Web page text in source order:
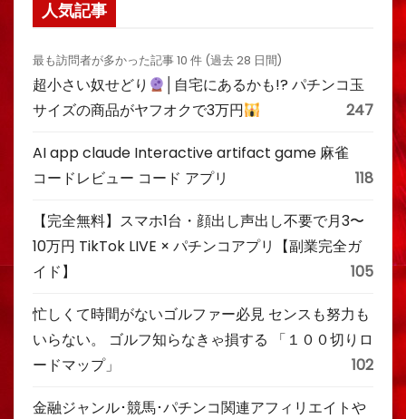
人気記事
最も訪問者が多かった記事 10 件 (過去 28 日間)
超小さい奴せどり
│自宅にあるかも!? パチンコ玉
サイズの商品がヤフオクで3万円
247
AI app claude Interactive artifact game 麻雀
コードレビュー コード アプリ
118
【完全無料】スマホ1台・顔出し声出し不要で月3〜
10万円 TikTok LIVE × パチンコアプリ【副業完全ガ
イド】
105
忙しくて時間がないゴルファー必見 センスも努力も
いらない。 ゴルフ知らなきゃ損する 「１００切りロ
ードマップ」
102
金融ジャンル･競馬･パチンコ関連アフィリエイトや